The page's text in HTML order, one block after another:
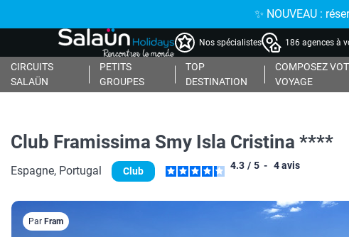
✨ NOUVEAU :
Nos spécialistes 186 agences à
CIRCUITS
SALAÜN
PETITS
GROUPES
TOP
DESTINATION
COMPOSEZ
VOYAGE
Club Framissima Smy Isla Cristina ****
Espagne, Portugal Club 4.3 / 5 - 4avis
Par Fram